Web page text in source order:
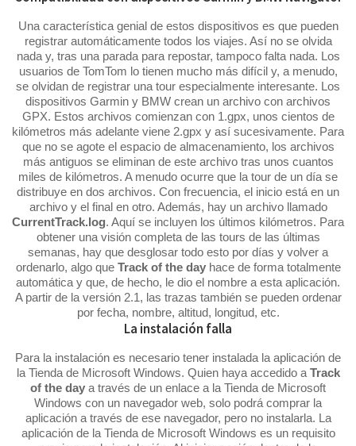
Una característica genial de estos dispositivos es que pueden
registrar automáticamente todos los viajes. Así no se olvida
nada y, tras una parada para repostar, tampoco falta nada. Los
usuarios de TomTom lo tienen mucho más difícil y, a menudo,
se olvidan de registrar una tour especialmente interesante. Los
dispositivos Garmin y BMW crean un archivo con archivos
GPX. Estos archivos comienzan con 1.gpx, unos cientos de
kilómetros más adelante viene 2.gpx y así sucesivamente. Para
que no se agote el espacio de almacenamiento, los archivos
más antiguos se eliminan de este archivo tras unos cuantos
miles de kilómetros. A menudo ocurre que la tour de un día se
distribuye en dos archivos. Con frecuencia, el inicio está en un
archivo y el final en otro. Además, hay un archivo llamado
CurrentTrack.log. Aquí se incluyen los últimos kilómetros. Para
obtener una visión completa de las tours de las últimas
semanas, hay que desglosar todo esto por días y volver a
ordenarlo, algo que Track of the dayhace de forma totalmente
automática y que, de hecho, le dio el nombre a esta aplicación.
A partir de la versión 2.1, las trazas también se pueden ordenar
por fecha, nombre, altitud, longitud, etc.
La instalación falla
Para la instalación es necesario tener instalada la aplicación de
la Tienda de Microsoft Windows. Quien haya accedido a Track
of the day a través de un enlace a la Tienda de Microsoft
Windows con un navegador web, solo podrá comprar la
aplicación a través de ese navegador, pero no instalarla. La
aplicación de la Tienda de Microsoft Windows es un requisito